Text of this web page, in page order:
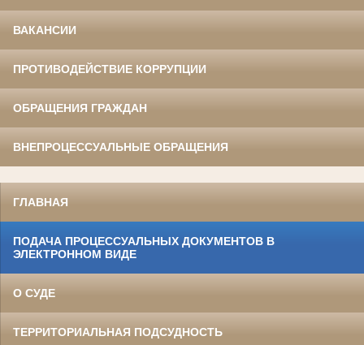
ВАКАНСИИ
ПРОТИВОДЕЙСТВИЕ КОРРУПЦИИ
ОБРАЩЕНИЯ ГРАЖДАН
ВНЕПРОЦЕССУАЛЬНЫЕ ОБРАЩЕНИЯ
ГЛАВНАЯ
ПОДАЧА ПРОЦЕССУАЛЬНЫХ ДОКУМЕНТОВ В
ЭЛЕКТРОННОМ ВИДЕ
О СУДЕ
ТЕРРИТОРИАЛЬНАЯ ПОДСУДНОСТЬ